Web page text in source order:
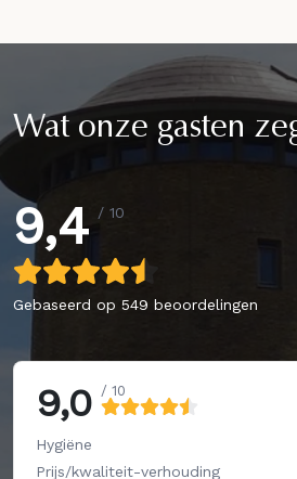
Wat onze gasten
9,4 / 10
Gebaseerd op 549 beoordelingen
9,0 / 10
Hygiëne
Prijs/kwaliteit-verhouding